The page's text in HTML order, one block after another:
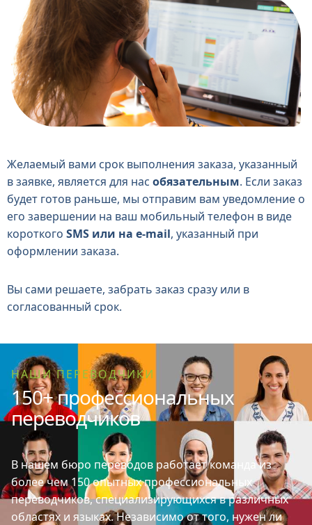
Желаемый вами срок выполнения заказа, указанный
в заявке, является для нас обязательным. Если заказ
будет готов раньше, мы отправим вам уведомление о
его завершении на ваш мобильный телефон в виде
короткого SMS или на e-mail, указанный при
оформлении заказа.
Вы сами решаете, забрать заказ сразу или в
согласованный срок.
НАШИ ПЕРЕВОДЧИКИ
150+ профессиональных
переводчиков
В нашем бюро переводов работает команда из
более чем 150 опытных профессиональных
переводчиков, специализирующихся в различных
областях и языках. Независимо от того, нужен ли